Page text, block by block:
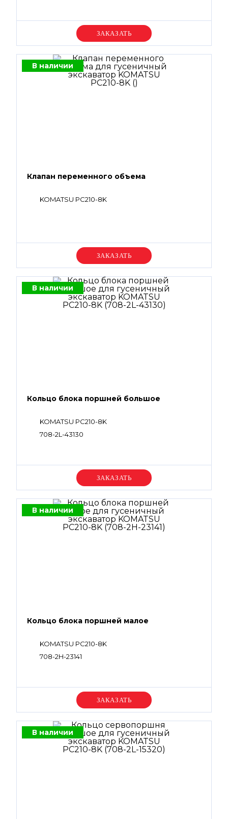
Уточняйте цену
В наличии
Клапан переменного объема
KOMATSU PC210-8K
Уточняйте цену
В наличии
Кольцо блока поршней большое
KOMATSU PC210-8K
708-2L-43130
Уточняйте цену
В наличии
Кольцо блока поршней малое
KOMATSU PC210-8K
708-2H-23141
Уточняйте цену
В наличии